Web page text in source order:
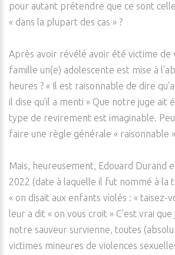
pour autant prétendre que ce sont
« dans la plupart des cas » ?
Après avoir révélé avoir été victime de
famille un(e) adolescente est mise à
heures ? « Il est raisonnable de dire
il dise qu’il a menti » Que notre juge ait
type de revirement est imaginable.
faire une règle générale « raisonnable
Mais, heureusement, Edouard Durand
2022 (date à laquelle il fut nommé à la
« on disait aux enfants violés : « taisez-
leur a dit « on vous croit » C’est vrai que
notre sauveur survienne, toutes
victimes mineures de violences